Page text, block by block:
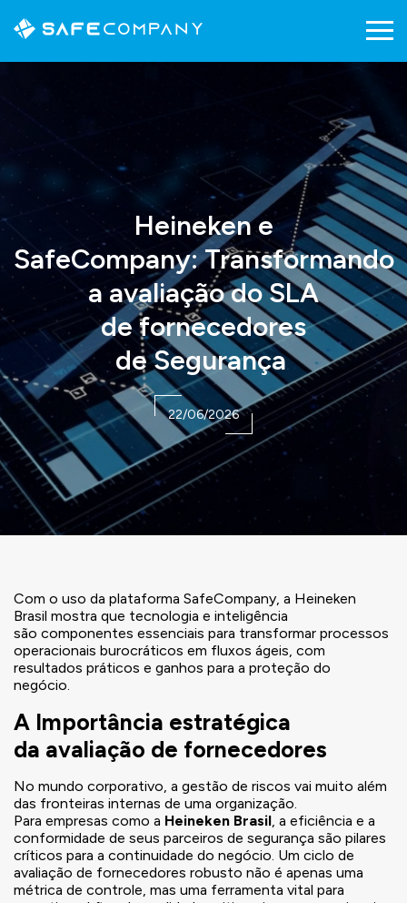
Heineken e
SafeCompany: Transformando
a avaliação do SLA
de fornecedores
de Segurança
22/06/2026
Com o uso da plataforma SafeCompany, a Heineken
Brasil mostra que tecnologia e inteligência
são componentes essenciais para transformar processos
operacionais burocráticos em fluxos ágeis, com
resultados práticos e ganhos para a proteção do
negócio.
A Importância estratégica
da avaliação de fornecedores
No mundo corporativo, a gestão de riscos vai muito além
das fronteiras internas de uma organização.
Para empresas como a Heineken Brasil , a eficiência e a
conformidade de seus parceiros de segurança são pilares
críticos para a continuidade do negócio. Um ciclo de
avaliação de fornecedores robusto não é apenas uma
métrica de controle, mas uma ferramenta vital para